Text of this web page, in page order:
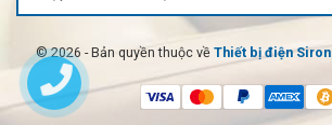
© 2026 - Bản quyền thuộc về Thiết bị điện Siron